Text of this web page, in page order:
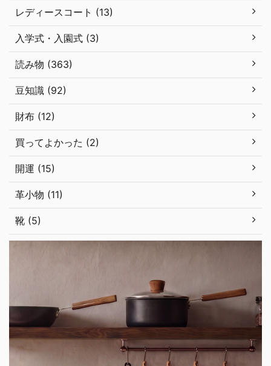
レディースコート (13)
入学式・入園式 (3)
読み物 (363)
豆知識 (92)
財布 (12)
買ってよかった (2)
開運 (15)
革小物 (11)
靴 (5)